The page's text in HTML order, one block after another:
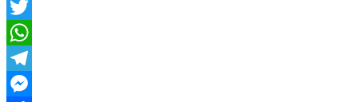
Facebook
Twitter
WhatsApp
Telegram